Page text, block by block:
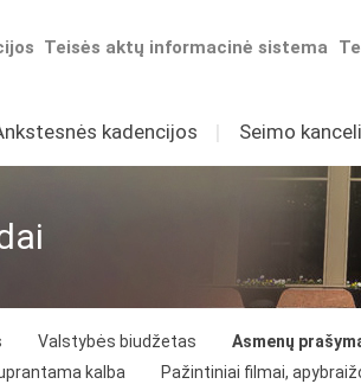
Teisės aktų informacinė sistema
kadencijos I Seimo
Valstybės biudžetas Asmenų
kalba
Pažintiniai filmai,